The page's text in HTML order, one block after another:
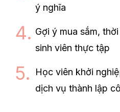
ý nghĩa
Gợi ý mua sắm,
sinh viên thực tập
Học viên khởi
dịch vụ thành lập